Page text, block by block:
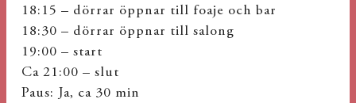
18:15 – dörrar öppnar till foaje och bar
18:30 – dörrar öppnar till salong
19:00 – start
Ca 21:00 – slut
Paus: Ja, ca 30 min